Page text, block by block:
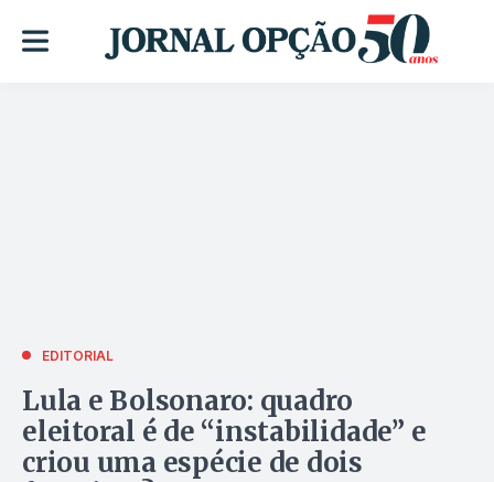
EDITORIAL
Lula e Bolsonaro: quadro
eleitoral é de “instabilidade” e
criou uma espécie de dois